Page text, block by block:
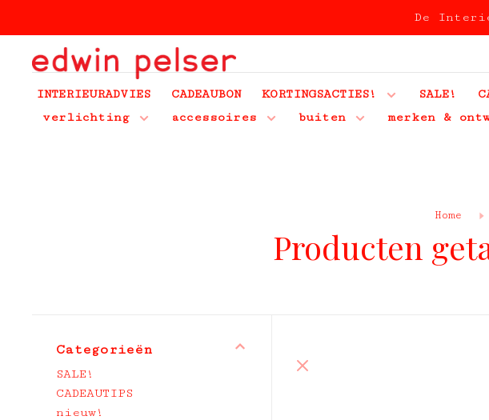
De
INTERIEURADVIES CADEAUBON KORTINGSACTIES! SALE!
verlichting
accessoires buiten merken &
Home
Producten
Categorieën
SALE!
CADEAUTIPS
nieuw!